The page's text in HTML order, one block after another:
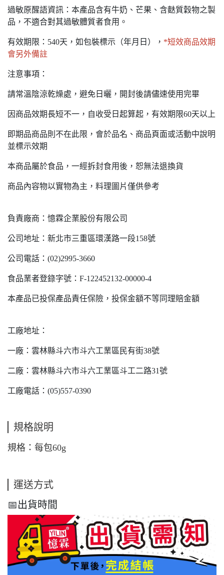
過敏原醒語資訊：本產品含有牛奶、芒果、含麩質穀物之製
品，不適合對其過敏體質者食用。
有效期限：540天，如包裝標示（年月日）， *短效商品效期
會另外備註
注意事項：
請常溫陰涼乾燥處，避免日曬，開封後請儘速使用完畢
因商品效期長短不一，自收受日起算起，有效期限60天以上
即期品商品則不在此限，會於品名、商品頁面或活動中說明
並標示效期
本商品屬於食品，一經拆封食用後，恕無法退換貨
商品內容物以實物為主，料理圖片僅供參考
負責廠商：憶霖企業股份有限公司
公司地址：新北市三重區環漢路一段158號
公司電話：(02)2995-3660
食品業者登錄字號：F-122452132-00000-4
本產品已投保產品責任保險，投保金額不等同理賠金額
工廠地址：
一廠：雲林縣斗六市斗六工業區民有街38號
二廠：雲林縣斗六市斗六工業區斗工二路31號
工廠電話：(05)557-0390
規格說明
規格：每包60g
運送方式
📅出貨時間